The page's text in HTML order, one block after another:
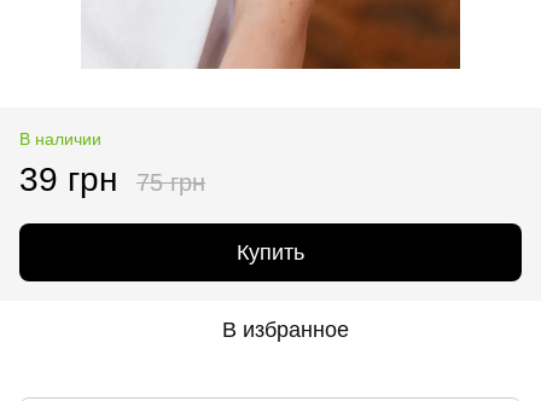
В наличии
39 грн 75 грн
Купить
В избранное